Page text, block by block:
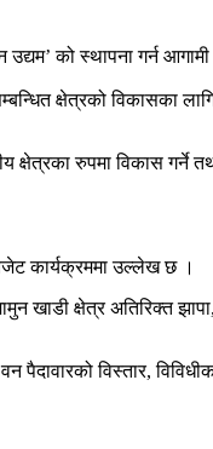
को स्थापना गर्न
क्षेत्रको विकासका
रुपमा विकास गर्ने
कार्यक्रममा उल्लेख छ ।
खाडी क्षेत्र अतिरिक्त
पैदावारको विस्तार,